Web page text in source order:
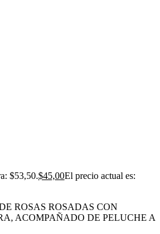
$53,50.$45,00El precio actual es:
ROSAS ROSADAS CON
ACOMPAÑADO DE PELUCHE A